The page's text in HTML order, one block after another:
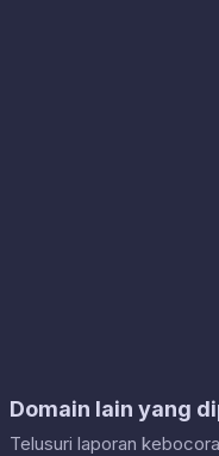
Domain lain yang
Telusuri laporan